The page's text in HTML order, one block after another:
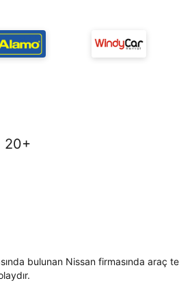
20+
bulunan Nissan firmasında araç